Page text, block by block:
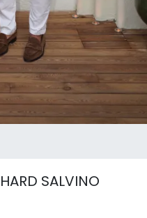
SALVINO